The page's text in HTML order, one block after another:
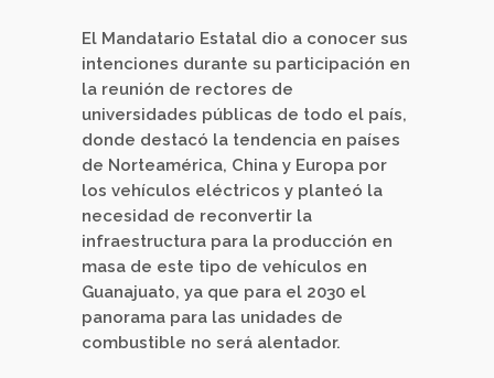
El Mandatario Estatal dio a conocer sus
intenciones durante su participación en
la reunión de rectores de
universidades públicas de todo el país,
donde destacó la tendencia en países
de Norteamérica, China y Europa por
los vehículos eléctricos y planteó la
necesidad de reconvertir la
infraestructura para la producción en
masa de este tipo de vehículos en
Guanajuato, ya que para el 2030 el
panorama para las unidades de
combustible no será alentador.